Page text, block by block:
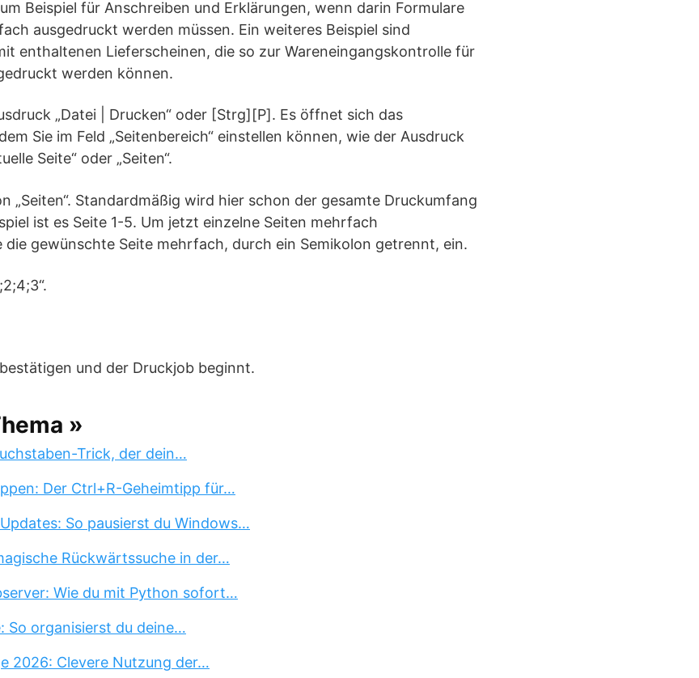
Beispiel für Anschreiben und Erklärungen, wenn darin Formulare
ausgedruckt werden müssen. Ein weiteres Beispiel sind
enthaltenen Lieferscheinen, die so zur Wareneingangskontrolle für
werden können.
„Datei | Drucken“ oder [Strg][P]. Es öffnet sich das
Sie im Feld „Seitenbereich“ einstellen können, wie der Ausdruck
Seite“ oder „Seiten“.
„Seiten“. Standardmäßig wird hier schon der gesamte Druckumfang
ist es Seite 1-5. Um jetzt einzelne Seiten mehrfach
die gewünschte Seite mehrfach, durch ein Semikolon getrennt, ein.
und der Druckjob beginnt.
»
Trick, der dein…
Der Ctrl+R-Geheimtipp für…
So pausierst du Windows…
Rückwärtssuche in der…
Wie du mit Python sofort…
So organisierst du deine…
2026: Clevere Nutzung der…